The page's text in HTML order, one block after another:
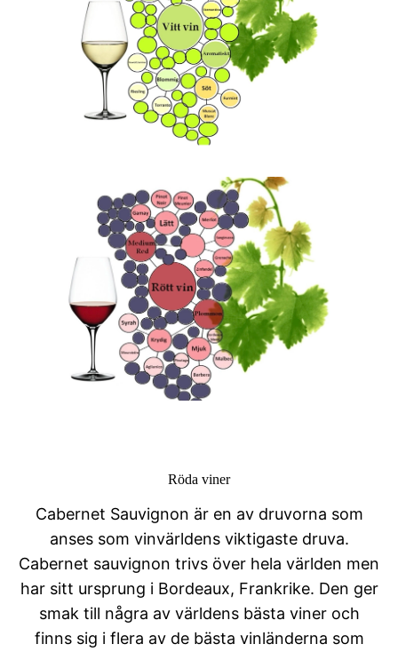
Röda viner
Cabernet Sauvignon är en av druvorna som
anses som vinvärldens viktigaste druva.
Cabernet sauvignon trivs över hela världen men
har sitt ursprung i Bordeaux, Frankrike. Den ger
smak till några av världens bästa viner och
finns sig i flera av de bästa vinländerna som